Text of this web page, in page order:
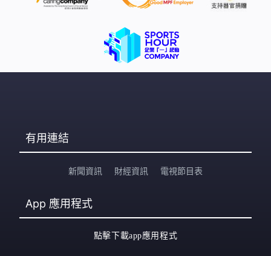
有用連結
新聞資訊 財經資訊 電視節目表
App 應用程式
點擊下載app應用程式